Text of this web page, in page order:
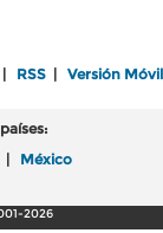
RSS Versión Móvil
México
2026